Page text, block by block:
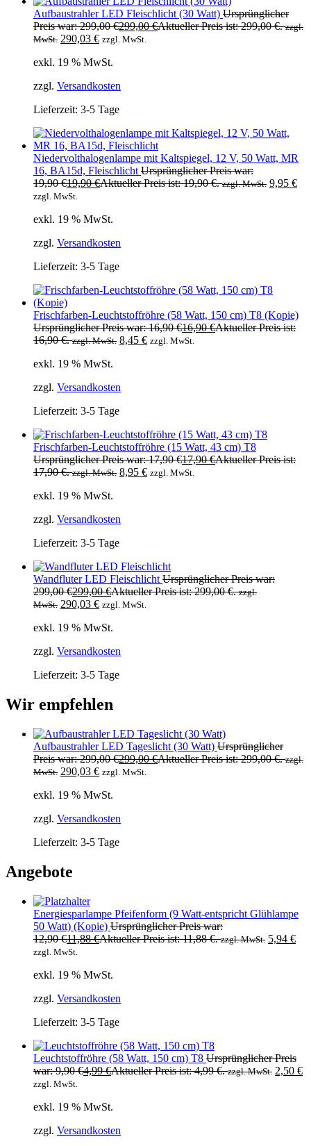
Aufbaustrahler LED Fleischlicht (30 Watt) Ursprünglicher
Preis war: 299,00 €299,00€Aktueller Preis ist: 299,00 €. zzgl.
MwSt. 290,03 € zzgl. MwSt.
exkl. 19 % MwSt.
zzgl. Versandkosten
Lieferzeit: 3-5 Tage
Niedervolthalogenlampe mit Kaltspiegel, 12 V, 50 Watt, MR
16, BA15d, Fleischlicht Ursprünglicher Preis war:
19,90 €19,90€Aktueller Preis ist: 19,90 €. zzgl. MwSt. 9,95 €
zzgl. MwSt.
exkl. 19 % MwSt.
zzgl. Versandkosten
Lieferzeit: 3-5 Tage
Frischfarben-Leuchtstoffröhre (58 Watt, 150 cm) T8 (Kopie)
Ursprünglicher Preis war: 16,90 €16,90€Aktueller Preis ist:
16,90 €. zzgl. MwSt. 8,45 € zzgl. MwSt.
exkl. 19 % MwSt.
zzgl. Versandkosten
Lieferzeit: 3-5 Tage
Frischfarben-Leuchtstoffröhre (15 Watt, 43 cm) T8
Ursprünglicher Preis war: 17,90 €17,90€Aktueller Preis ist:
17,90 €. zzgl. MwSt. 8,95 € zzgl. MwSt.
exkl. 19 % MwSt.
zzgl. Versandkosten
Lieferzeit: 3-5 Tage
Wandfluter LED Fleischlicht Ursprünglicher Preis war:
299,00 €299,00€Aktueller Preis ist: 299,00 €. zzgl.
MwSt. 290,03 € zzgl. MwSt.
exkl. 19 % MwSt.
zzgl. Versandkosten
Lieferzeit: 3-5 Tage
Wir empfehlen
Aufbaustrahler LED Tageslicht (30 Watt) Ursprünglicher
Preis war: 299,00 €299,00€Aktueller Preis ist: 299,00 €. zzgl.
MwSt. 290,03 € zzgl. MwSt.
exkl. 19 % MwSt.
zzgl. Versandkosten
Lieferzeit: 3-5 Tage
Angebote
Energiesparlampe Pfeifenform (9 Watt-entspricht Glühlampe
50 Watt) (Kopie) Ursprünglicher Preis war:
12,90 €11,88€Aktueller Preis ist: 11,88 €. zzgl. MwSt. 5,94 €
zzgl. MwSt.
exkl. 19 % MwSt.
zzgl. Versandkosten
Lieferzeit: 3-5 Tage
Leuchtstoffröhre (58 Watt, 150 cm) T8 Ursprünglicher Preis
war: 9,90 €4,99€Aktueller Preis ist: 4,99 €. zzgl. MwSt. 2,50 €
zzgl. MwSt.
exkl. 19 % MwSt.
zzgl. Versandkosten